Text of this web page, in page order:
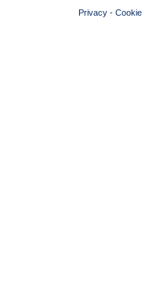
Privacy - Cookie